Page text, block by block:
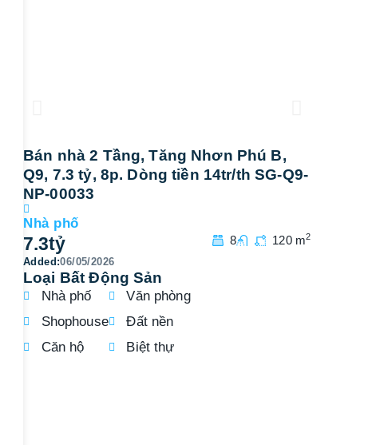
Bán nhà 2 Tầng, Tăng Nhơn Phú B,
Q9, 7.3 tỷ, 8p. Dòng tiền 14tr/th SG-Q9-
NP-00033
Nhà phố
7.3tỷ 8 120 m2
Added:06/05/2026
Loại Bất Động Sản
Nhà phố
Shophouse
Căn hộ
Văn phòng
Đất nền
Biệt thự